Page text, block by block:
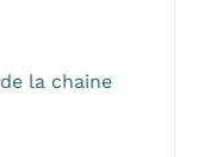
la chaine